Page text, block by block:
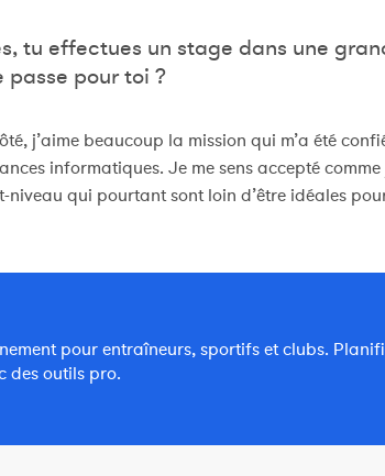
tu effectues un stage dans une
pour toi ?
j’aime beaucoup la mission qui m’a été
informatiques. Je me sens accepté comme
qui pourtant sont loin d’être idéales
pour entraîneurs, sportifs et clubs.
des outils pro.